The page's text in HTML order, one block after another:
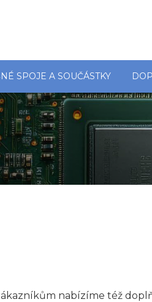
SPOJE A SOUČÁSTKY
nabízíme též